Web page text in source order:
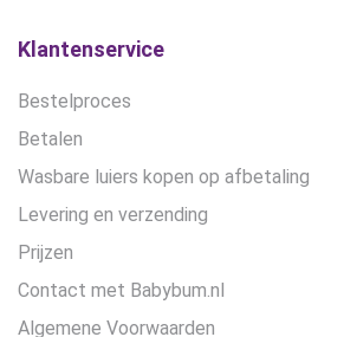
de
Klantenservice
Bestelproces
Betalen
Wasbare luiers kopen op afbetaling
Levering en verzending
Prijzen
Contact met Babybum.nl
Algemene Voorwaarden